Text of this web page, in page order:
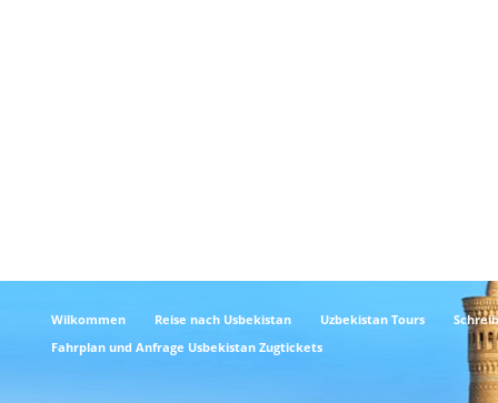
Wilkommen Reise nach Usbekistan Uzbekistan Tours
Fahrplan und Anfrage Usbekistan Zugtickets